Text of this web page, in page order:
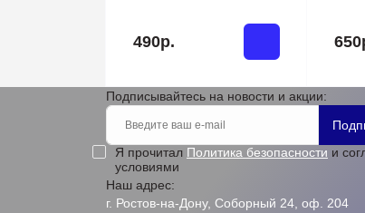
490р.
Подписывайтесь на новости и акции:
Я прочитал Политика безопасности и
условиями
Наш адрес:
г. Ростов-на-Дону, Соборный 24, оф. 204